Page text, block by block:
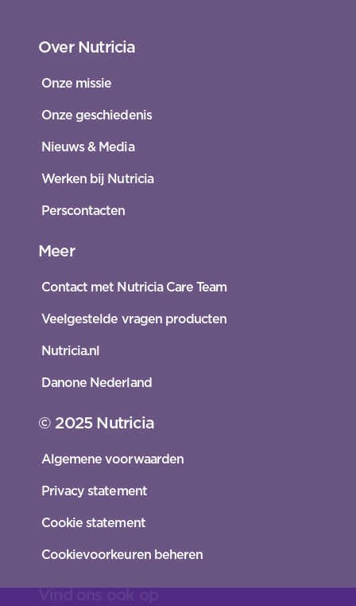
Over Nutricia
Onze missie
Onze geschiedenis
Nieuws & Media
Werken bij Nutricia
Perscontacten
Meer
Contact met Nutricia Care Team
Veelgestelde vragen producten
Nutricia.nl
Danone Nederland
© 2025 Nutricia
Algemene voorwaarden
Privacy statement
Cookie statement
Cookievoorkeuren beheren